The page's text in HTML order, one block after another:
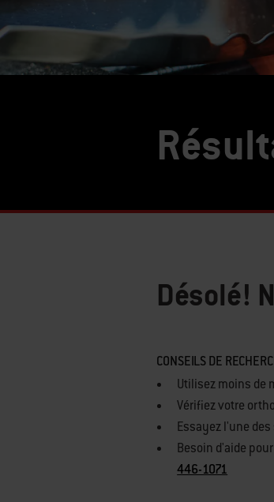
Désolé!
CONSEILS DE
Utilisez moins de
Vérifiez votre
Essayez l'une
Besoin d'aide
446-1071